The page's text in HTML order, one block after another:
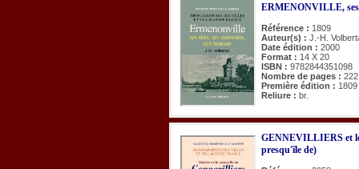
ERMENONVILLE, ses
Référence : 1809
Auteur(s) : J.-H.
Date édition : 2000
Format : 14 X 20
ISBN : 9782844351098
Nombre de pages : 222
Première édition : 1809
Reliure : br.
GENNEVILLIERS et
presqu'île de)